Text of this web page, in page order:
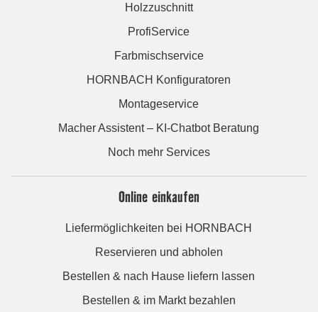
Holzzuschnitt
ProfiService
Farbmischservice
HORNBACH Konfiguratoren
Montageservice
Macher Assistent – KI-Chatbot Beratung
Noch mehr Services
Online einkaufen
Liefermöglichkeiten bei HORNBACH
Reservieren und abholen
Bestellen & nach Hause liefern lassen
Bestellen & im Markt bezahlen